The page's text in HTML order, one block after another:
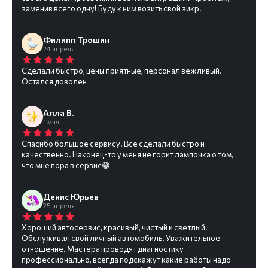
заменив всего одну! Буду к ним возить свой зикр!
Филипп Трошин
24 апреля
Сделали быстро, цены приятные, персонал вежливый.
Остался доволен
Алла В.
1 мая
Спасибо большое сервису! Все сделали быстро и
качественно. Наконец-то у меня не горит лампочка о том,
что мне пора в сервис😁
Денис Юрьев
25 апреля
Хороший автосервис, красивый, чистый и светлый.
Обслуживал свой личный автомобиль. Уважительное
отношение. Мастера проводят диагностику
профессионально, всегда подскажут какие работы надо